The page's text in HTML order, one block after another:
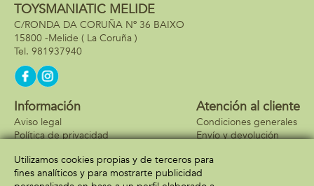
TOYSMANIATIC MELIDE
C/RONDA DA CORUÑA Nº 36 BAIXO
15800 -Melide ( La Coruña )
981937940
Información
Aviso legal
Política de privacidad
Atención al cliente
Condiciones generales
Envío y devolución
Formas de pago
Utilizamos cookies propias y de terceros para
fines analíticos y para mostrarte publicidad